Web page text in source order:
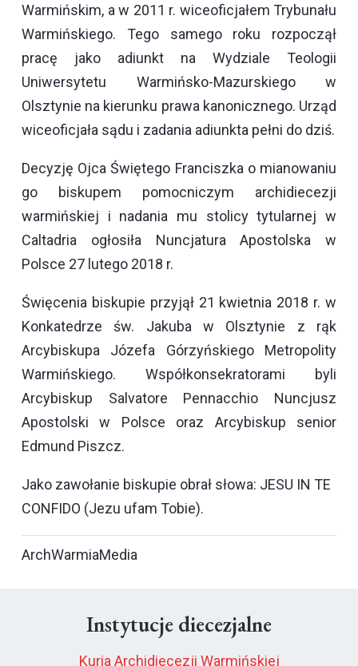
Warmińskim, a w 2011 r. wiceoficjałem Trybunału
Warmińskiego. Tego samego roku rozpoczął
pracę jako adiunkt na Wydziale Teologii
Uniwersytetu Warmińsko-Mazurskiego w
Olsztynie na kierunku prawa kanonicznego. Urząd
wiceoficjała sądu i zadania adiunkta pełni do dziś.
Decyzję Ojca Świętego Franciszka o mianowaniu
go biskupem pomocniczym archidiecezji
warmińskiej i nadania mu stolicy tytularnej w
Caltadria ogłosiła Nuncjatura Apostolska w
Polsce 27 lutego 2018 r.
Święcenia biskupie przyjął 21 kwietnia 2018 r. w
Konkatedrze św. Jakuba w Olsztynie z rąk
Arcybiskupa Józefa Górzyńskiego Metropolity
Warmińskiego. Współkonsekratorami byli
Arcybiskup Salvatore Pennacchio Nuncjusz
Apostolski w Polsce oraz Arcybiskup senior
Edmund Piszcz.
Jako zawołanie biskupie obrał słowa: JESU IN TE
CONFIDO (Jezu ufam Tobie).
ArchWarmiaMedia
Instytucje diecezjalne
Kuria Archidiecezji Warmińskiej